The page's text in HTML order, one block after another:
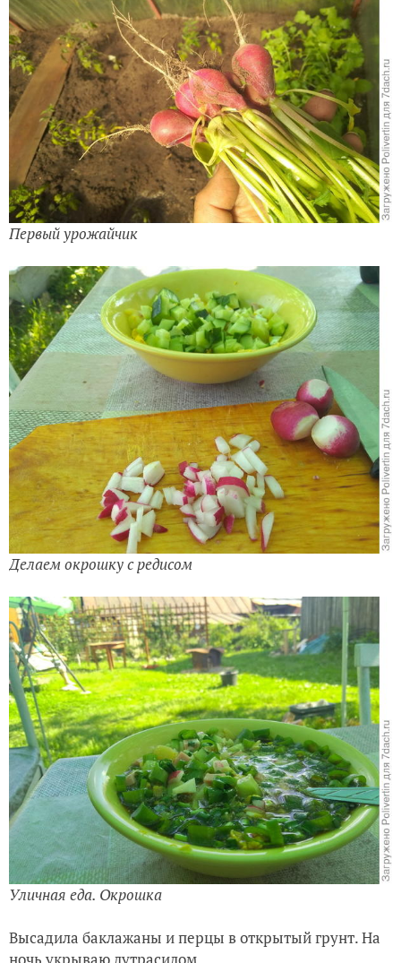
Первый урожайчик
Делаем окрошку с редисом
Уличная еда. Окрошка
Высадила баклажаны и перцы в открытый грунт. На